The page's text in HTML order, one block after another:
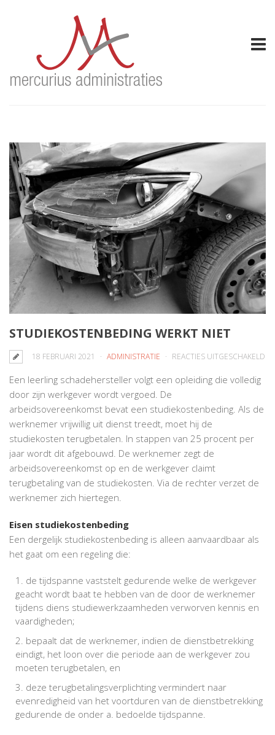
STUDIEKOSTENBEDING WERKT NIET
18 FEBRUARI 2021 ADMINISTRATIE REACTIES UITGESCHAKELD
Een leerling schadehersteller volgt een opleiding die volledig
door zijn werkgever wordt vergoed. De
arbeidsovereenkomst bevat een studiekostenbeding. Als de
werknemer vrijwillig uit dienst treedt, moet hij de
studiekosten terugbetalen. In stappen van 25 procent per
jaar wordt dit afgebouwd. De werknemer zegt de
arbeidsovereenkomst op en de werkgever claimt
terugbetaling van de studiekosten. Via de rechter verzet de
werknemer zich hiertegen.
Eisen studiekostenbeding
Een dergelijk studiekostenbeding is alleen aanvaardbaar als
het gaat om een regeling die:
de tijdspanne vaststelt gedurende welke de werkgever
geacht wordt baat te hebben van de door de werknemer
tijdens diens studiewerkzaamheden verworven kennis en
vaardigheden;
bepaalt dat de werknemer, indien de dienstbetrekking
eindigt, het loon over die periode aan de werkgever zou
moeten terugbetalen, en
deze terugbetalingsverplichting vermindert naar
evenredigheid van het voortduren van de dienstbetrekking
gedurende de onder a. bedoelde tijdspanne.